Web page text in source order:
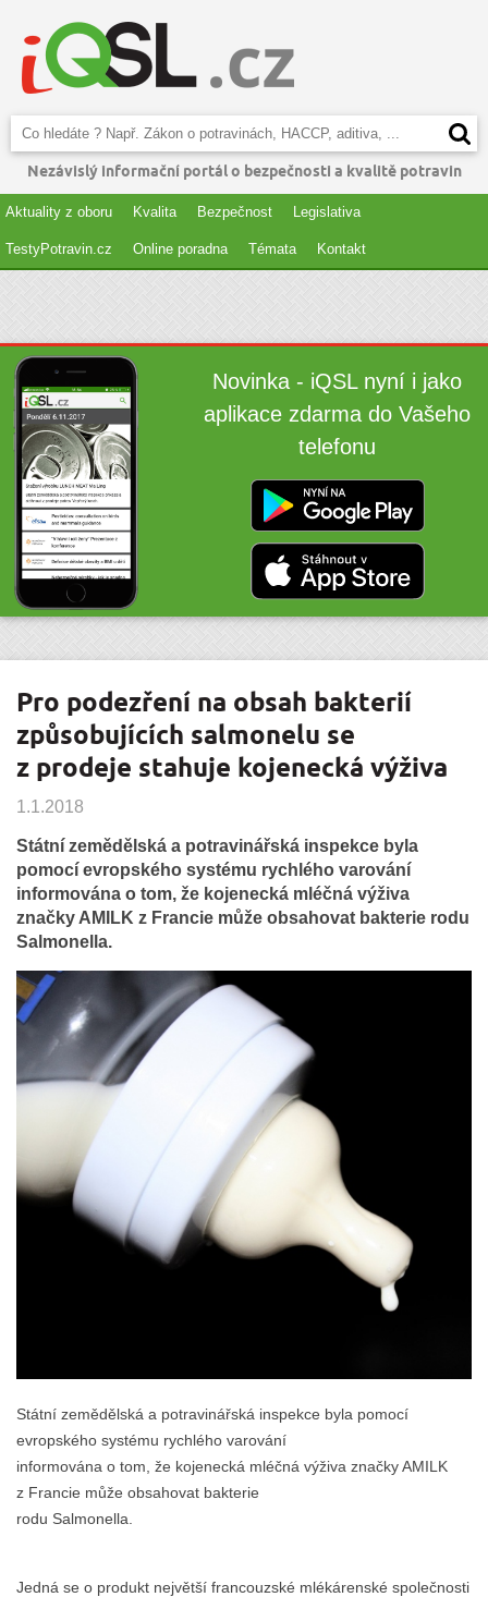
Nezávislý informační portál o bezpečnosti a kvalitě potravin
Aktuality z oboru Kvalita Bezpečnost Legislativa
TestyPotravin.cz Online poradna Témata Kontakt
Novinka - iQSL nyní i jako
aplikace zdarma do Vašeho
telefonu
Pro podezření na obsah bakterií
způsobujících salmonelu se
z prodeje stahuje kojenecká výživa
1.1.2018
Státní zemědělská a potravinářská inspekce byla
pomocí evropského systému rychlého varování
informována o tom, že kojenecká mléčná výživa
značky AMILK z Francie může obsahovat bakterie rodu
Salmonella.
Státní zemědělská a potravinářská inspekce byla pomocí
evropského systému rychlého varování
informována o tom, že kojenecká mléčná výživa značky AMILK
z Francie může obsahovat bakterie
rodu Salmonella.
Jedná se o produkt největší francouzské mlékárenské společnosti